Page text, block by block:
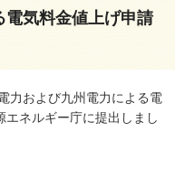
電気料金値上げ申請
力および九州電力による電
ネルギー庁に提出しまし